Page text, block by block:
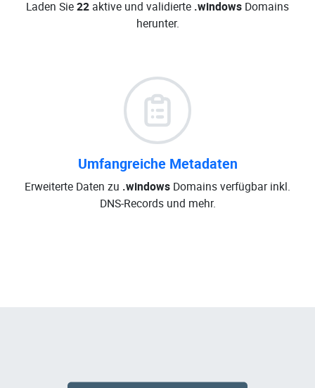
Laden Sie22 aktive und validierte .windows Domains
herunter.
Umfangreiche Metadaten
Erweiterte Daten zu .windows Domains verfügbar inkl.
DNS-Records und mehr.